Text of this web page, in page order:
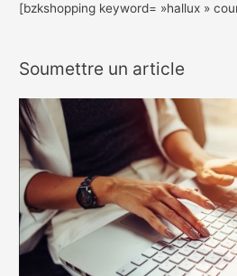
[bzkshopping keyword= »hallux »
Soumettre un article